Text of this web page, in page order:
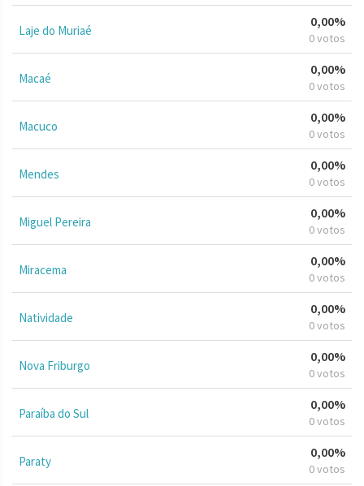
Laje do Muriaé
0,00%
0 votos
Macaé
0,00%
0 votos
Macuco
0,00%
0 votos
Mendes
0,00%
0 votos
Miguel Pereira
0,00%
0 votos
Miracema
0,00%
0 votos
Natividade
0,00%
0 votos
Nova Friburgo
0,00%
0 votos
Paraíba do Sul
0,00%
0 votos
Paraty
0,00%
0 votos